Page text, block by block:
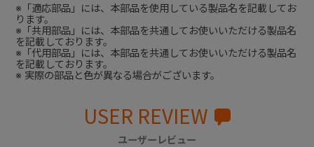
※「適応部品」には、本部品を使用している製品名を記載してお
ります。
※「共用部品」には、本部品を共通してお使いいただける製品名
を記載しております。
※「代用部品」には、本部品を共通してお使いいただける製品名
を記載しております。
※ 実際の部品と色が異なる場合がございます。
USER REVIEW
ユーザーレビュー